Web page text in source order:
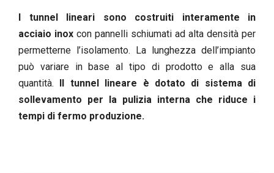
I tunnel lineari sono costruiti interamente in
acciaio inox con pannelli schiumati ad alta densità per
permetterne l’isolamento. La lunghezza dell’impianto
può variare in base al tipo di prodotto e alla sua
quantità. Il tunnel lineare è dotato di sistema di
sollevamento per la pulizia interna che riduce i
tempi di fermo produzione.